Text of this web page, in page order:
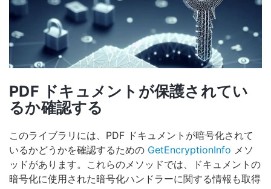
PDF ドキュメントが保護されてい
るか確認する
このライブラリには、PDF ドキュメントが暗号化されて
いるかどうかを確認するための GetEncryptionInfo メソ
ッドがあります。これらのメソッドでは、ドキュメントの
暗号化に使用された暗号化ハンドラーに関する情報も取得